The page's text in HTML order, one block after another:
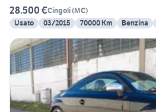
28.500 €Cingoli(MC)
Usato
03/2015 70000 Km Benzina